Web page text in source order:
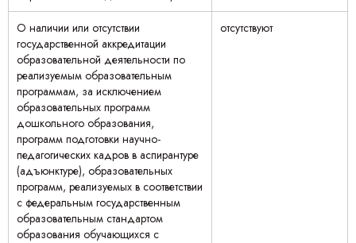
О наличии или отсутствии
государственной аккредитации
образовательной деятельности по
реализуемым образовательным
программам, за исключением
образовательных программ
дошкольного образования,
программ подготовки научно-
педагогических кадров в аспирантуре
(адъюнктуре), образовательных
программ, реализуемых в соответствии
с федеральным государственным
образовательным стандартом
образования обучающихся с
отсутствуют